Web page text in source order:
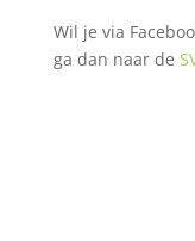
Wil je via
ga dan naar de